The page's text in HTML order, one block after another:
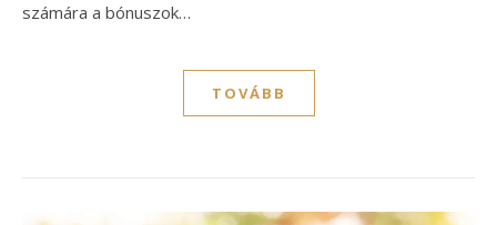
számára a bónuszok…
TOVÁBB